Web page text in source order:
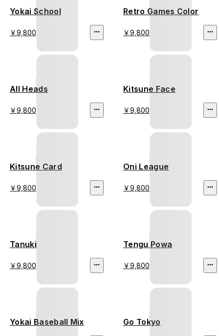
Yokai School
￥9,800
Retro Games Color
￥9,800
All Heads
￥9,800
Kitsune Face
￥9,800
Kitsune Card
￥9,800
Oni League
￥9,800
Tanuki
￥9,800
Tengu Powa
￥9,800
Yokai Baseball Mix Go Tokyo